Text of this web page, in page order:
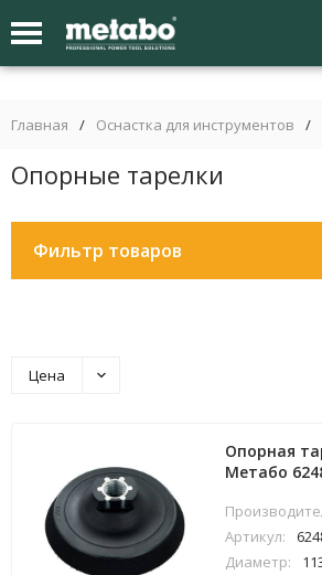
Главная / Оснастка для инструментов /
Опорные тарелки
Фильтр товаров
Цена
Опорная
Метабо
Артикул:
Диаметр: